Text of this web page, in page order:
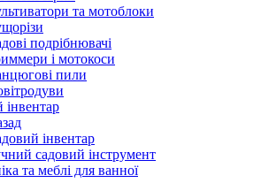
та мотоблоки
подрібнювачі
і мотокоси
пили
інвентар
садовий інструмент
та меблі для ванної